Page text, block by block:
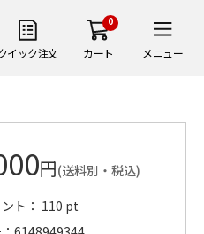
イック注文
0
カート メニュー
円(送料別・税込)
ト： 110 pt